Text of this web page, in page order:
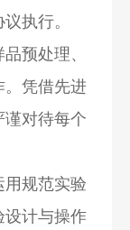
执行。
预处理、
。凭借先进
谨对待每个
用规范实验
设计与操作